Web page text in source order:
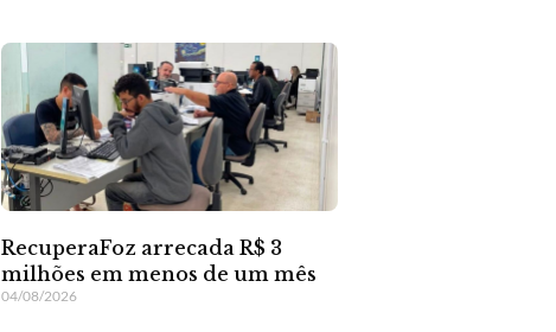
RecuperaFoz arrecada R$ 3
milhões em menos de um mês
04/08/2026